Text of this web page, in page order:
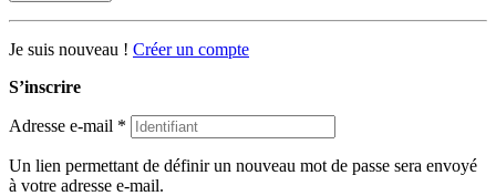
Je suis nouveau ! Créer un compte
S’inscrire
Adresse e-mail *
Un lien permettant de définir un nouveau mot de passe sera envoyé
à votre adresse e-mail.